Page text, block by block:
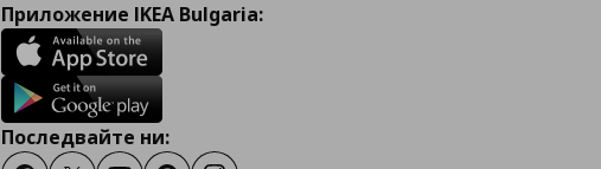
Приложение IKEA Bulgaria:
Последвайте ни: